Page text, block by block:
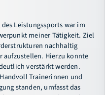
Leistungssports war im
meiner Tätigkeit. Ziel
nachhaltig
aufzustellen. Hierzu konnte
verstärkt werden.
Trainerinnen und
standen, umfasst das